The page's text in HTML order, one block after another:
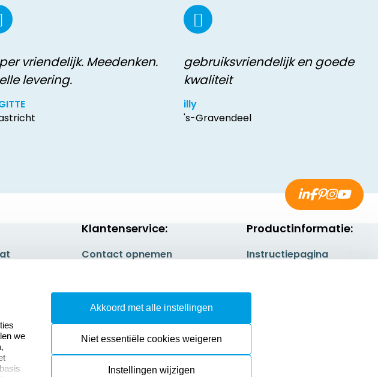
vriendelijk. Meedenken.
levering.
gebruiksvriendelijk en goede
kwaliteit
illy
's-Gravendeel
Klantenservice:
Contact opnemen
Herroepingsrecht
Productinformatie:
Instructiepagina
Safety Sheets
Sitemap
we
Akkoord met alle instellingen
Niet essentiële cookies weigeren
Instellingen wijzigen